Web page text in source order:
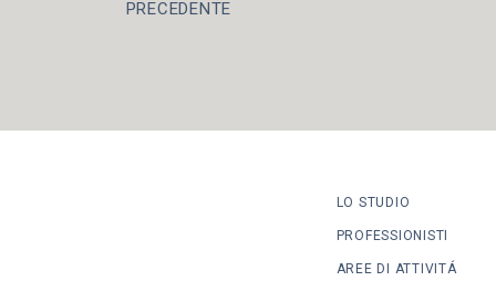
PRECEDENTE
LO STUDIO
PROFESSIONISTI
AREE DI ATTIVITÁ